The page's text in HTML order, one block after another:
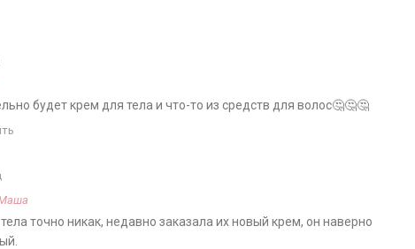
будет крем для тела и что-то из средств для волос🤔🤔🤔
точно никак, недавно заказала их новый крем, он наверно